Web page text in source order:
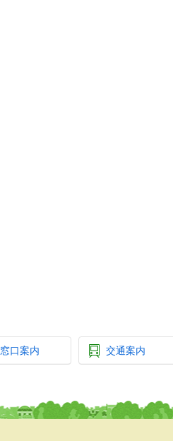
窓口案内 交通案内